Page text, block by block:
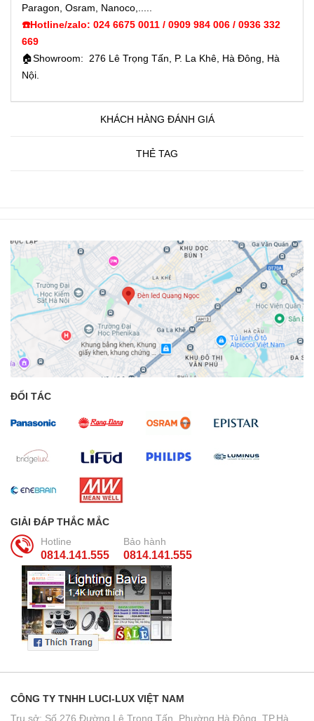
Paragon, Osram, Nanoco,.....
☎️Hotline/zalo: 024 6675 0011 / 0909 984 006 / 0936 332
669
🏠Showroom: 276 Lê Trọng Tấn, P. La Khê, Hà Đông, Hà
Nội.
KHÁCH HÀNG ĐÁNH GIÁ
THẺ TAG
ĐỐI TÁC
GIẢI ĐÁP THẮC MẮC
Hotline
0814.141.555
Bảo hành
0814.141.555
CÔNG TY TNHH LUCI-LUX VIỆT NAM
Trụ sở: Số 276 Đường Lê Trọng Tấn, Phường Hà Đông, TP.Hà